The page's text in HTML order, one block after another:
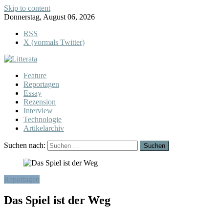
Skip to content
Donnerstag, August 06, 2026
RSS
X (vormals Twitter)
Feature
Reportagen
Essay
Rezension
Interview
Technologie
Artikelarchiv
Suchen nach:
Reportagen
Das Spiel ist der Weg